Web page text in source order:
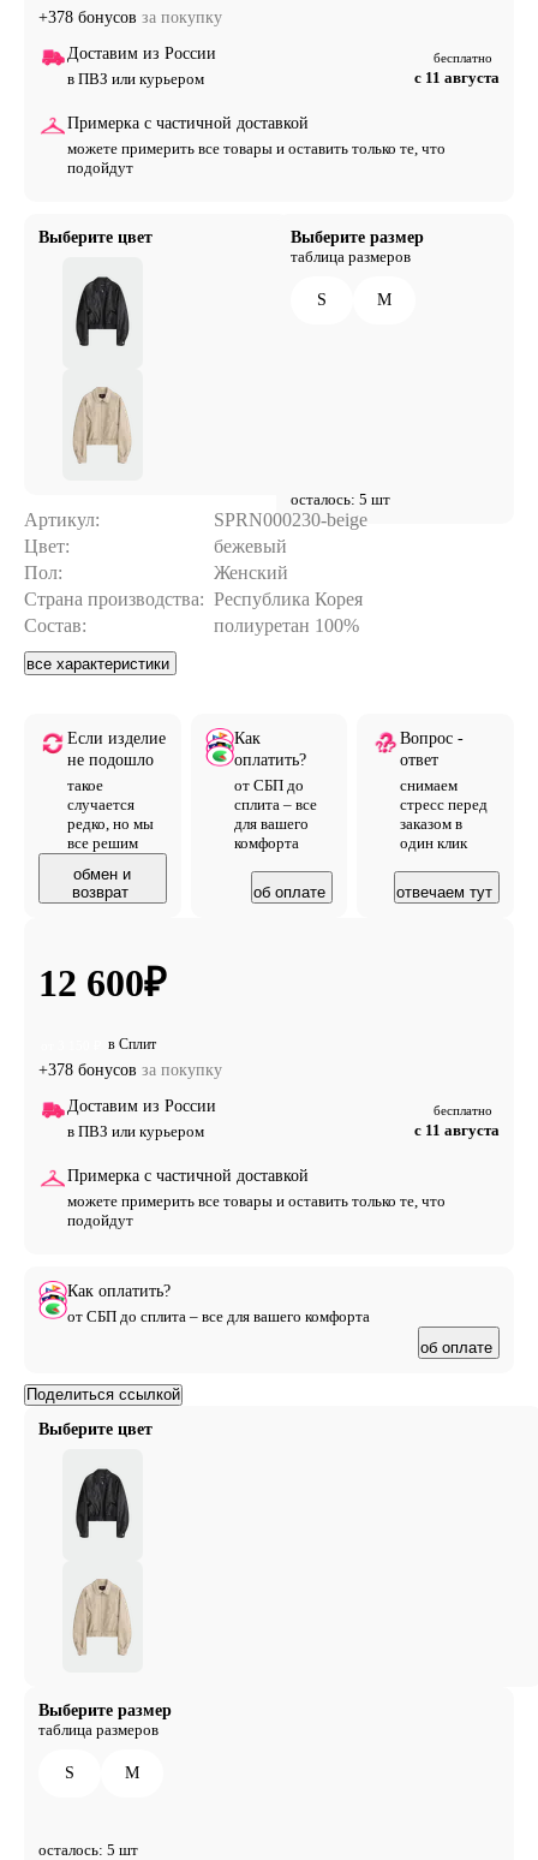
+378 бонусов за покупку
Доставим из России
в ПВЗ или курьером
бесплатно
с 11 августа
Примерка с частичной доставкой
можете примерить все товары и оставить только те, что
подойдут
Выберите цвет
Выберите размер
таблица размеров
S M
осталось: 5 шт
Артикул:
SPRN000230-beige
Цвет:
бежевый
Пол:
Женский
Страна производства: Республика Корея
Состав:
полиуретан 100%
все характеристики
Если изделие
не подошло
такое
случается
редко, но мы
все решим
обмен и
возврат
Как
оплатить?
от СБП до
сплита – все
для вашего
комфорта
об оплате
Вопрос -
ответ
снимаем
стресс перед
заказом в
один клик
отвечаем тут
Выберите цвет
Выберите размер
таблица размеров
S M
осталось: 5 шт
12 600₽
в Сплит
+378 бонусов за покупку
Доставим из России
в ПВЗ или курьером
бесплатно
с 11 августа
Примерка с частичной доставкой
можете примерить все товары и оставить только те, что
подойдут
Как оплатить?
от СБП до сплита – все для вашего комфорта
об оплате
Поделиться ссылкой